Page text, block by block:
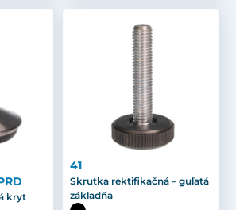
kryt
41
Skrutka rektifikačná – guľatá
základňa